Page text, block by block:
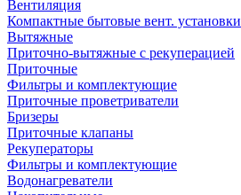
Вентиляция
Компактные бытовые вент. установки
Вытяжные
Приточно-вытяжные с рекуперацией
Приточные
Фильтры и комплектующие
Приточные проветриватели
Бризеры
Приточные клапаны
Рекуператоры
Фильтры и комплектующие
Водонагреватели